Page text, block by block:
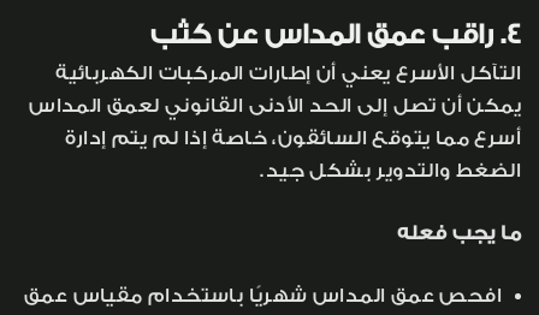
4. راقب عمق المداس عن كثب
التآكل الأسرع يعني أن إطارات المركبات الكهربائية
يمكن أن تصل إلى الحد الأدنى القانوني لعمق المداس
أسرع مما يتوقع السائقون، خاصة إذا لم يتم إدارة
الضغط والتدوير بشكل جيد.
ما يجب فعله
افحص عمق المداس شهريًا باستخدام مقياس عمق